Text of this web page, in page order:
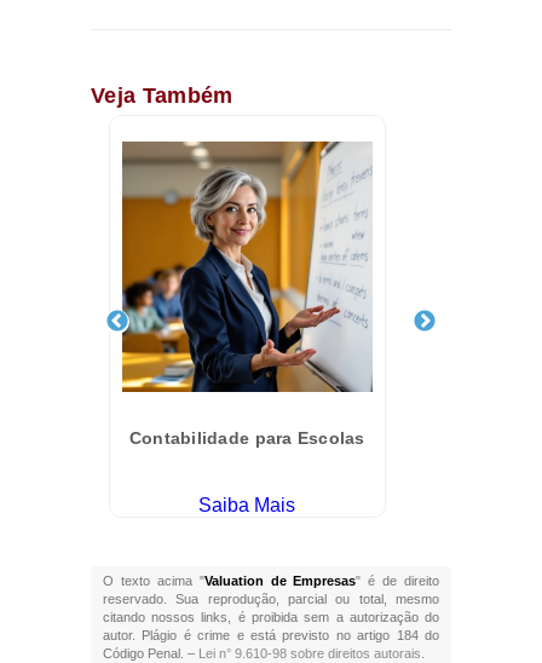
Veja Também
Contabilidade para Escolas
Saiba Mais
O texto acima "Valuation de Empresas" é de direito
reservado. Sua reprodução, parcial ou total, mesmo
citando nossos links, é proibida sem a autorização do
autor. Plágio é crime e está previsto no artigo 184 do
Código Penal. – Lei n° 9.610-98 sobre direitos autorais